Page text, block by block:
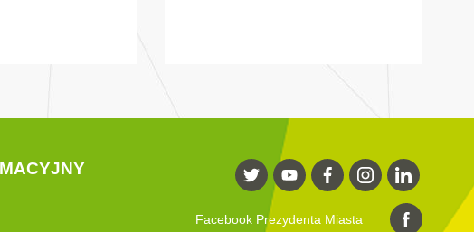
Facebook Prezydenta Miasta